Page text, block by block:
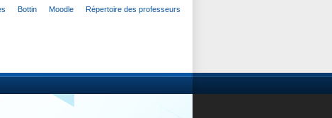
Bottin Moodle Répertoire des professeurs